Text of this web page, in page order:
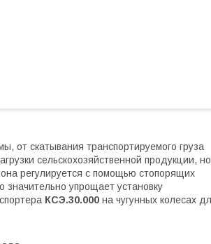
от скатывания транспортируемого груза
сельскохозяйственной продукции, но
регулируется с помощью стопорящих
упрощает установку
КСЭ.30.000 на чугунных колесах